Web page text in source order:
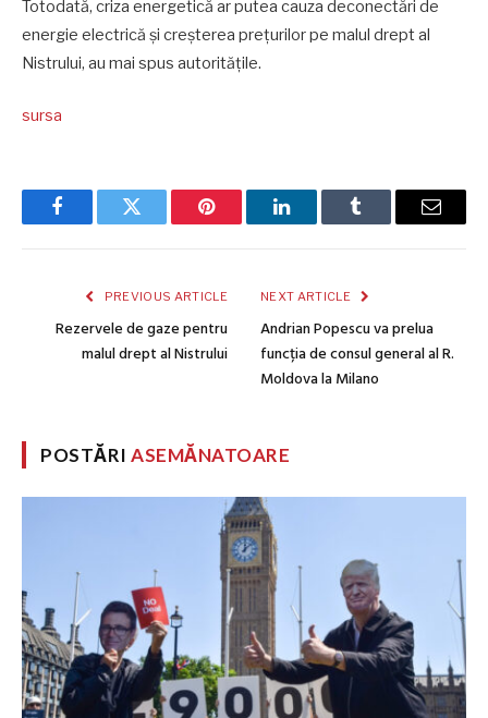
Totodată, criza energetică ar putea cauza deconectări de
energie electrică și creșterea prețurilor pe malul drept al
Nistrului, au mai spus autoritățile.
sursa
FacebookTwitter Pinterest LinkedInTumblr Email
PREVIOUS ARTICLE
Rezervele de gaze pentru
malul drept al Nistrului
NEXT ARTICLE
Andrian Popescu va prelua
funcția de consul general al R.
Moldova la Milano
POSTĂRIASEMĂNATOARE